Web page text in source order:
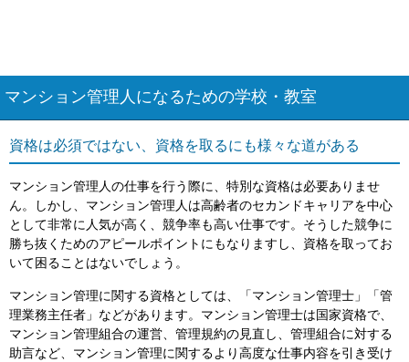
マンション管理人になるための学校・教室
資格は必須ではない、資格を取るにも様々な道がある
マンション管理人の仕事を行う際に、特別な資格は必要ありませ
ん。しかし、マンション管理人は高齢者のセカンドキャリアを中心
として非常に人気が高く、競争率も高い仕事です。そうした競争に
勝ち抜くためのアピールポイントにもなりますし、資格を取ってお
いて困ることはないでしょう。
マンション管理に関する資格としては、「マンション管理士」「管
理業務主任者」などがあります。マンション管理士は国家資格で、
マンション管理組合の運営、管理規約の見直し、管理組合に対する
助言など、マンション管理に関するより高度な仕事内容を引き受け